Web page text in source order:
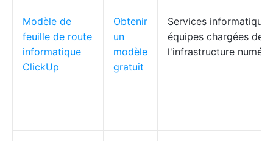
Modèle de
feuille de route
informatique
ClickUp
Obtenir
un
modèle
gratuit
Services
équipes chargées de
l'infrastructure